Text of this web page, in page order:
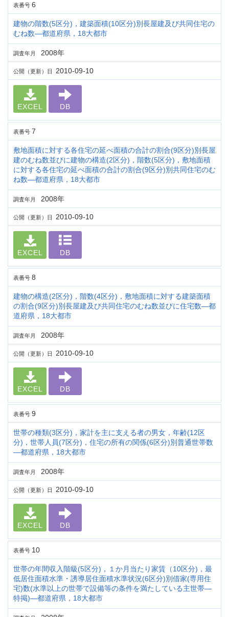
表番号 6
建物の階数(5区分)，建築面積(10区分)別長屋建及び共同住宅の
むね数―都道府県，18大都市
調査年月 2008年
公開（更新）日 2010-09-10
EXCEL DB
表番号 7
敷地面積に対する各住宅の延べ面積の合計の割合(9区分)別長屋
建のむね数並びに建物の構造(2区分)，階数(5区分)，敷地面積
に対する各住宅の延べ面積の合計の割合(9区分)別共同住宅のむ
ね数―都道府県，18大都市
調査年月 2008年
公開（更新）日 2010-09-10
EXCEL DB
表番号 8
建物の構造(2区分)，階数(4区分)，敷地面積に対する建築面積
の割合(9区分)別長屋建及び共同住宅のむね数並びに住宅数―都
道府県，18大都市
調査年月 2008年
公開（更新）日 2010-09-10
EXCEL DB
表番号 9
世帯の種類(3区分)，家計を主に支える者の男女，年齢(12区
分)，世帯人員(7区分)，住宅の所有の関係(6区分)別普通世帯数
―都道府県，18大都市
調査年月 2008年
公開（更新）日 2010-09-10
EXCEL DB
表番号 10
世帯の年間収入階級(5区分)，１か月当たり家賃（10区分)，最
低居住面積水準・誘導居住面積水準状況(6区分)別借家(専用住
宅)数(水準以上の世帯で設備等の条件を満たしている主世帯―
特掲)―都道府県，18大都市